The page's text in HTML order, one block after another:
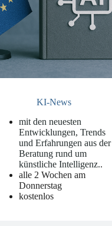
KI-News
mit den neuesten
Entwicklungen, Trends
und Erfahrungen aus der
Beratung rund um
künstliche Intelligenz..
alle 2 Wochen am
Donnerstag
kostenlos